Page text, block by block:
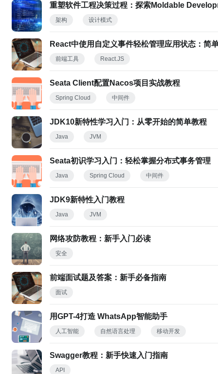
重塑软件工程决策过程：探索Moldable
架构 设计模式
React中使用自定义事件轻松管理应用状态：简
前端工具 React.JS
Seata Client配置Nacos项目实战教程
Spring Cloud 中间件
JDK10新特性学习入门：从零开始的简单教程
Java JVM
Seata初识学习入门：轻松掌握分布式事务管理
Java Spring Cloud 中间件
JDK9新特性入门教程
Java JVM
网络攻防教程：新手入门必读
安全
前端面试题及答案：新手必备指南
面试
用GPT-4打造 WhatsApp智能助手
人工智能 自然语言处理 移动开发
Swagger教程：新手快速入门指南
API